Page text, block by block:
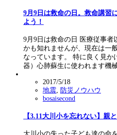
9月9日は救命の日。救命講習
よう！
9月9日は救命の日 医療従事
かも知れませんが、現在は一
なっています。 特に良く見か
器）心肺蘇生に使われます機
2017/5/18
地震, 防災ノウハウ
bosaisecond
【3.11大川小を忘れない】親